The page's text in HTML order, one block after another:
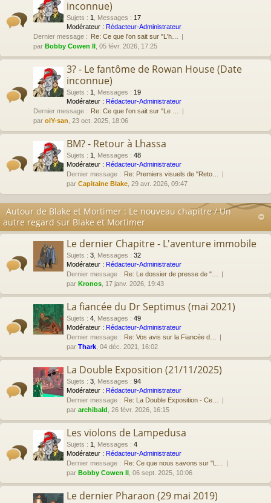
inconnue)
Sujets : 1 Messages : 17
Modérateur : Rédacteur-Administrateur
Dernier message : Re: Ce que l'on sait sur "L'h…
par Bobby Cowen II , 05 févr. 2026, 17:25
3? - Le fantôme de Rowan House (Date
inconnue)
Sujets : 1 Messages : 19
Modérateur : Rédacteur-Administrateur
Dernier message : Re: Ce que l'on sait sur "Le …
par olY-san , 23 oct. 2025, 18:06
BM? - Retour à Lhassa
Sujets : 1 Messages : 48
Modérateur : Rédacteur-Administrateur
Dernier message : Re: Premiers visuels de "Reto…
par Capitaine Blake , 29 avr. 2026, 09:47
Autour de Blake et Mortimer : Le nouveau chapitre / Un
autre regard sur Blake et Mortimer
Le dernier Chapitre - L'aventure immobile
Sujets : 3 Messages : 32
Modérateur : Rédacteur-Administrateur
Dernier message : Re: Le dossier de presse de "…
par Kronos , 17 janv. 2026, 19:43
La fiancée du Dr Septimus (mai 2021)
Sujets : 4 Messages : 49
Modérateur : Rédacteur-Administrateur
Dernier message : Re: Vos avis sur la Fiancée d…
par Thark , 04 déc. 2021, 16:02
La Double Exposition (21/11/2025)
Sujets : 3 Messages : 94
Modérateur : Rédacteur-Administrateur
Dernier message : Re: La Double Exposition - Ce…
par archibald , 26 févr. 2026, 16:15
Les violons de Lampedusa
Sujets : 1 Messages : 4
Modérateur : Rédacteur-Administrateur
Dernier message : Re: Ce que nous savons sur "L…
par Bobby Cowen II , 06 sept. 2025, 10:06
Le dernier Pharaon (29 mai 2019)